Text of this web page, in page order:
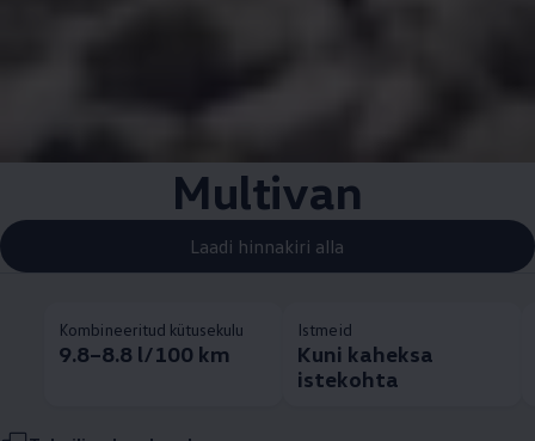
Multivan
Laadi hinnakiri alla
Kombineeritud kütusekulu
9.8–8.8 l/100 km
Istmeid
Kuni kaheksa
istekohta